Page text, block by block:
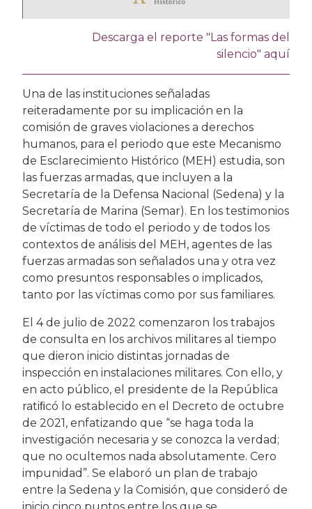
Descarga el reporte "Las formas del
silencio" aquí
Una de las instituciones señaladas
reiteradamente por su implicación en la
comisión de graves violaciones a derechos
humanos, para el periodo que este Mecanismo
de Esclarecimiento Histórico (MEH) estudia, son
las fuerzas armadas, que incluyen a la
Secretaría de la Defensa Nacional (Sedena) y la
Secretaría de Marina (Semar). En los testimonios
de víctimas de todo el periodo y de todos los
contextos de análisis del MEH, agentes de las
fuerzas armadas son señalados una y otra vez
como presuntos responsables o implicados,
tanto por las víctimas como por sus familiares.
El 4 de julio de 2022 comenzaron los trabajos
de consulta en los archivos militares al tiempo
que dieron inicio distintas jornadas de
inspección en instalaciones militares. Con ello, y
en acto público, el presidente de la República
ratiﬁcó lo establecido en el Decreto de octubre
de 2021, enfatizando que “se haga toda la
investigación necesaria y se conozca la verdad;
que no ocultemos nada absolutamente. Cero
impunidad”. Se elaboró un plan de trabajo
entre la Sedena y la Comisión, que consideró de